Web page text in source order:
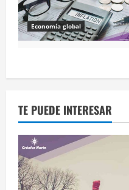
Economía global
TE PUEDE INTERESAR